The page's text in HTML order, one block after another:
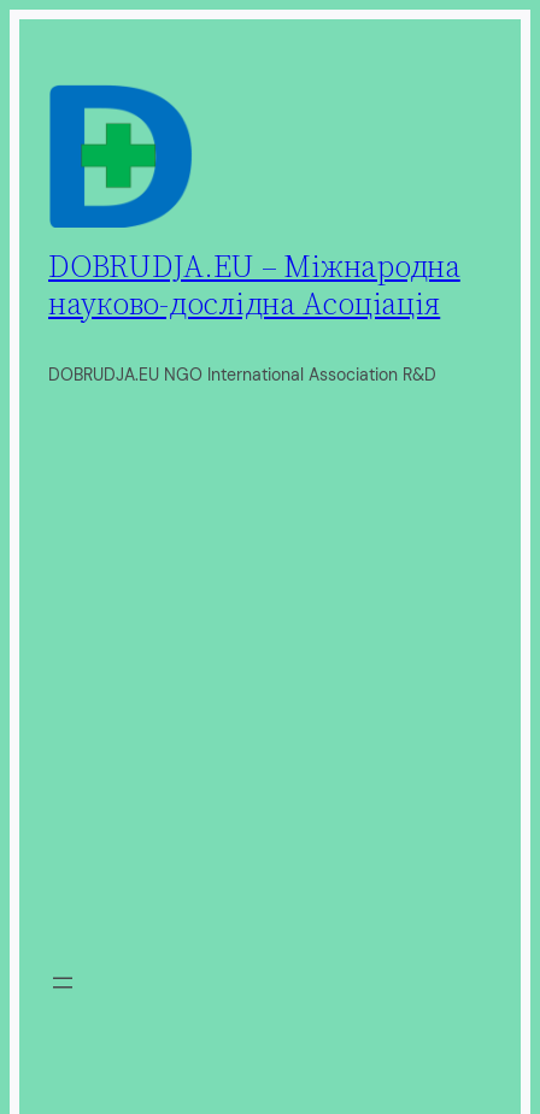
вмісту
DOBRUDJA.EU – Міжнародна
науково-дослідна Асоціація
DOBRUDJA.EU NGO International Association R&D